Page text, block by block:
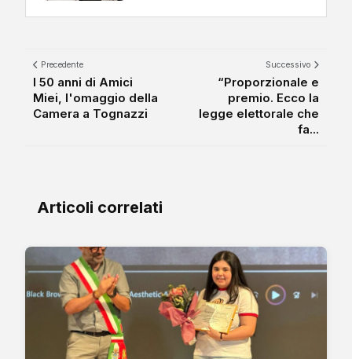
Precedente
I 50 anni di Amici
Miei, l'omaggio della
Camera a Tognazzi
Successivo
“Proporzionale e
premio. Ecco la
legge elettorale che
fa...
Articoli correlati